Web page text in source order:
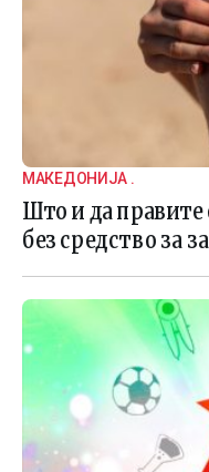
МАКЕДОНИЈА .
Што и да правите
без средство за